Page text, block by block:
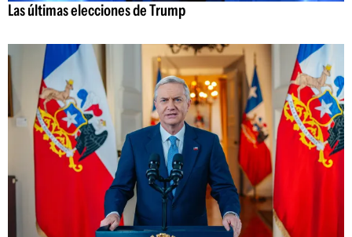
Las últimas elecciones de Trump